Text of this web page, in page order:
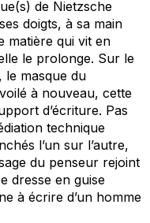
de Nietzsche
doigts, à sa main
matière qui vit en
le prolonge. Sur le
le masque du
à nouveau, cette
d’écriture. Pas
technique
l’un sur l’autre,
du penseur rejoint
dresse en guise
à écrire d’un homme